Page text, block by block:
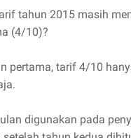
tahun 2015 masih
(4/10)?
pertama, tarif 4/10
digunakan pada